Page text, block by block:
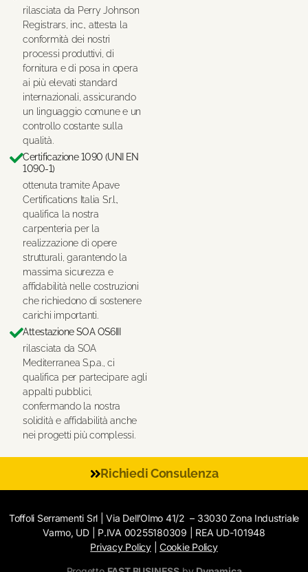
rilasciata da Perry Johnson
Registrars, inc., attesta la
conformità dei nostri
processi produttivi, di
fornitura e di posa in opera
ai più elevati standard
internazionali, assicurando
un linguaggio comune e un
controllo costante sulla
qualità.
Certificazione 1090 (UNI EN
1090-1)
ottenuta tramite Apave
Certifications Italia S.r.l.,
qualifica la nostra
carpenteria per la
realizzazione di opere
strutturali, garantendo la
massima sicurezza e
affidabilità nelle costruzioni
che richiedono di sostenere
carichi importanti.
Attestazione SOA OS6III
rilasciata da SOA
Mediterranea S.p.a., ci
qualifica per partecipare agli
appalti pubblici,
confermando la nostra
solidità e affidabilità anche
nei progetti più complessi.
Richiedi Consulenza
Toffoli Serramenti Srl | Via Dell’Olmo 41/2 – 33030 Zona Industriale
Varmo, UD | P.IVA 00255180309 | REA UD-101948
Privacy Policy
Cookie Policy